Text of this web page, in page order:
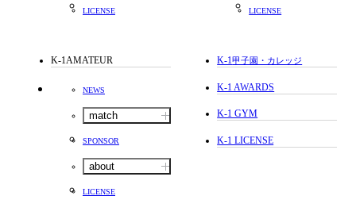
LICENSE LICENSE
K-1AMATEUR
NEWS
match
SPONSOR
about
LICENSE
K-1甲子園・カレッジ
K-1 AWARDS
K-1 GYM
K-1 LICENSE